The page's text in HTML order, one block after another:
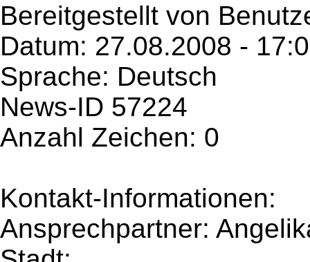
Bereitgestellt von
Datum: 27.08.2008 -
Sprache: Deutsch
News-ID 57224
Anzahl Zeichen: 0
Kontakt-Informationen:
Ansprechpartner: